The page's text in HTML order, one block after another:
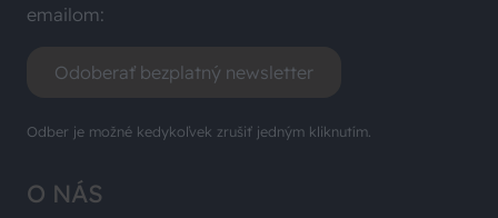
O NÁS
emailom:
Odoberať bezplatný newsletter
Odber je možné kedykoľvek zrušiť jedným kliknutím.